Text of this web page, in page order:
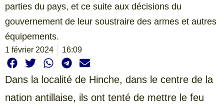
parties du pays, et ce suite aux décisions du
gouvernement de leur soustraire des armes et autres
équipements.
1 février 2024 16:09
Dans la localité de Hinche, dans le centre de la
nation antillaise, ils ont tenté de mettre le feu